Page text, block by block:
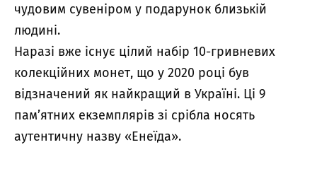
чудовим сувеніром у подарунок близькій
людині.
Наразі вже існує цілий набір 10-гривневих
колекційних монет, що у 2020 році був
відзначений як найкращий в Україні. Ці 9
пам’ятних екземплярів зі срібла носять
аутентичну назву «Енеїда».